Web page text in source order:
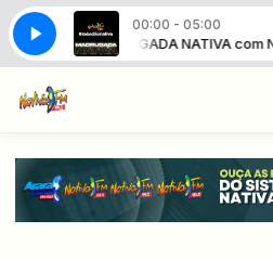
00:00 - 05:00
MADRUGADA NATIVA